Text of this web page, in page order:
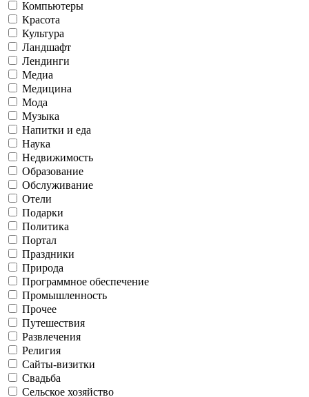
Компьютеры
Красота
Культура
Ландшафт
Лендинги
Медиа
Медицина
Мода
Музыка
Напитки и еда
Наука
Недвижимость
Образование
Обслуживание
Отели
Подарки
Политика
Портал
Праздники
Природа
Программное обеспечение
Промышленность
Прочее
Путешествия
Развлечения
Религия
Сайты-визитки
Свадьба
Сельское хозяйство